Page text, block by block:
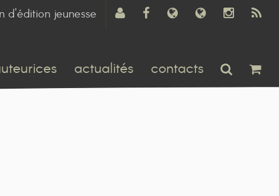
d'édition jeunesse
actualités contacts